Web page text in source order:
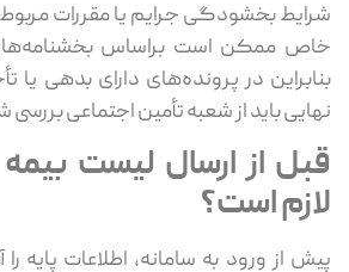
شرایط بخشودگی جرایم یا مقررات
خاص ممکن است براساس
بنابراین در پرونده‌های دارای بدهی یا
نهایی باید از شعبه تأمین اجتماعی بررسی
قبل از ارسال لیست
لازم است؟
پیش از ورود به سامانه، اطلاعات پایه